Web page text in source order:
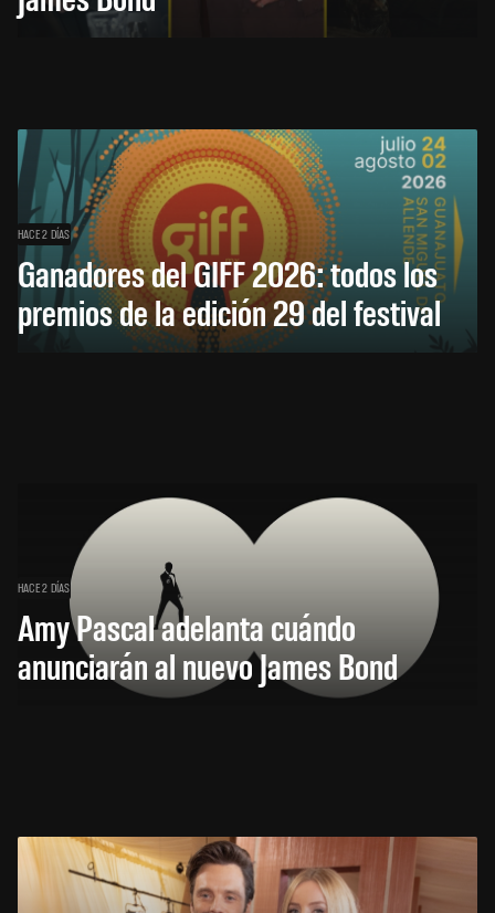
HACE 2 DÍAS
Ganadores del GIFF 2026: todos los
premios de la edición 29 del festival
HACE 2 DÍAS
Amy Pascal adelanta cuándo
anunciarán al nuevo James Bond